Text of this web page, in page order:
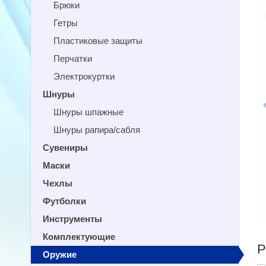
Брюки
Гетры
Пластиковые защиты
Перчатки
Электрокуртки
Шнуры
Шнуры шпажные
Шнуры рапира/сабля
Сувениры
Маски
Чехлы
Футболки
Инструменты
Комплектующие
Оружие